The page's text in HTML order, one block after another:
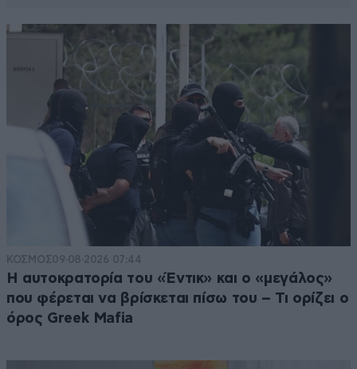
ΚΟΣΜΟΣ09·08·2026 07:44
Η αυτοκρατορία του «Έντικ» και ο «μεγάλος»
που φέρεται να βρίσκεται πίσω του – Τι ορίζει ο
όρος Greek Mafia